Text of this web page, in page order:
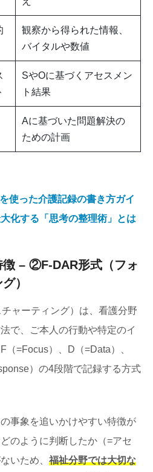
観察から得られた情報、
バイタルや数値
SやOに基づくアセスメン
ト結果
Aに基づいた問題解決の
ための計画
使った介護記録の書き方ガイ
化する「思考の整理術」とは
徴 – ②F-DAR形式（フォ
）
ャーティング）は、看護分野
で、ご本人の行動や特定のイ
（=Focus）、D（=Data）、
）の4段階で記録する方式
事象を追いかけやすい特徴が
のように判断したか（=アセ
いため、 福祉分野では大切な